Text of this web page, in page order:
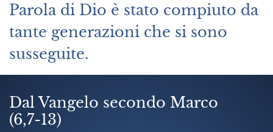
Parola di Dio è stato compiuto da
tante generazioni che si sono
susseguite.
Dal Vangelo secondo Marco
(6,7-13)